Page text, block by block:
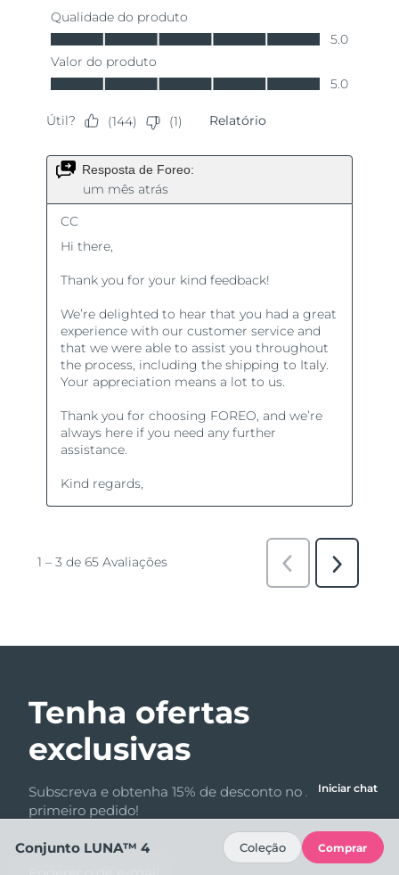
Tenha ofertas
exclusivas
Subscreva e obtenha 15% de desconto no seu
primeiro pedido!
Iniciar chat
Conjunto LUNA™ 4 Coleção Comprar